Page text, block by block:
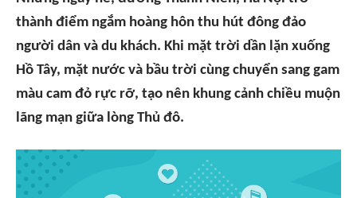
thành điểm ngắm hoàng hôn thu hút đông đảo
người dân và du khách. Khi mặt trời dần lặn xuống
Hồ Tây, mặt nước và bầu trời cùng chuyển sang gam
màu cam đỏ rực rỡ, tạo nên khung cảnh chiều muộn
lãng mạn giữa lòng Thủ đô.